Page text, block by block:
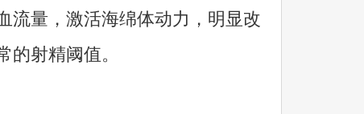
流量，激活海绵体动力，明显改
射精阈值。